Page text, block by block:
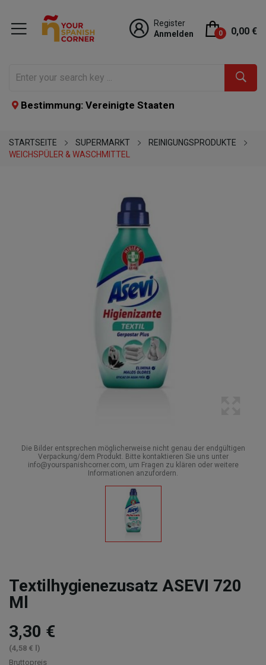
Register
Anmelden
0 0,00 €
Bestimmung: Vereinigte Staaten
STARTSEITE SUPERMARKT
REINIGUNGSPRODUKTE
WEICHSPÜLER & WASCHMITTEL
Die Bilder entsprechen möglicherweise nicht genau der endgültigen
Verpackung/dem Produkt. Bitte kontaktieren Sie uns unter
info@yourspanishcorner.com, um Fragen zu klären oder weitere
Informationen anzufordern.
Textilhygienezusatz ASEVI 720
Ml
3,30 €
(4,58 € l)
Bruttopreis